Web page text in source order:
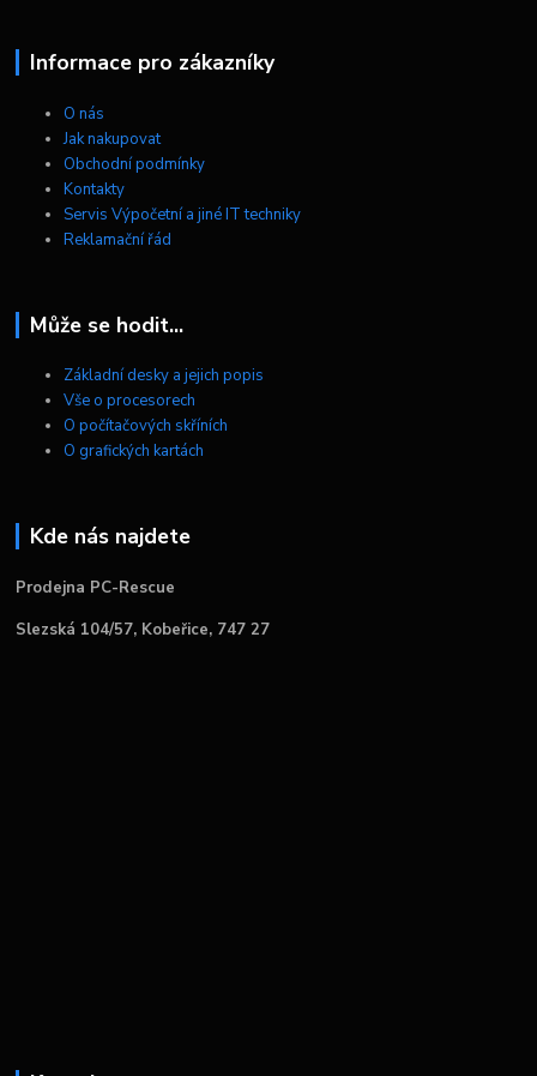
Informace pro zákazníky
O nás
Jak nakupovat
Obchodní podmínky
Kontakty
Servis Výpočetní a jiné IT techniky
Reklamační řád
Může se hodit...
Základní desky a jejich popis
Vše o procesorech
O počítačových skříních
O grafických kartách
Kde nás najdete
Prodejna PC-Rescue
Slezská 104/57, Kobeřice, 747 27